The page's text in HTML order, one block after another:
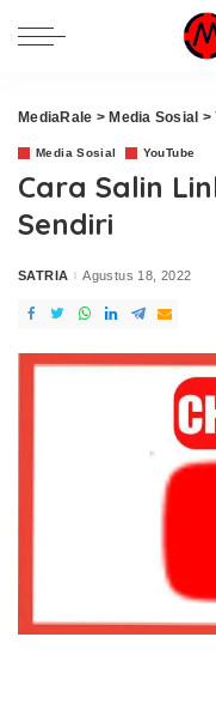
MediaRale > Media Sosial >
Media Sosial YouTube
Cara Salin
Sendiri
Posted
SATRIA Agustus 18, 2022